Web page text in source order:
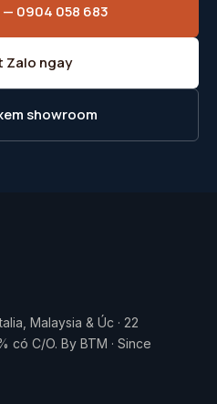
— 0904 058 683
Zalo ngay
showroom
Malaysia & Úc · 22
có C/O. By BTM · Since